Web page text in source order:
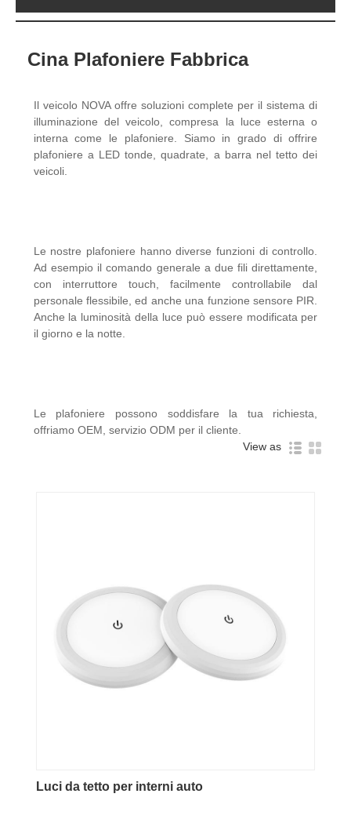
Cina Plafoniere Fabbrica
Il veicolo NOVA offre soluzioni complete per il sistema di
illuminazione del veicolo, compresa la luce esterna o
interna come le plafoniere. Siamo in grado di offrire
plafoniere a LED tonde, quadrate, a barra nel tetto dei
veicoli.
Le nostre plafoniere hanno diverse funzioni di controllo.
Ad esempio il comando generale a due fili direttamente,
con interruttore touch, facilmente controllabile dal
personale flessibile, ed anche una funzione sensore PIR.
Anche la luminosità della luce può essere modificata per
il giorno e la notte.
Le plafoniere possono soddisfare la tua richiesta,
offriamo OEM, servizio ODM per il cliente.
View as
Luci da tetto per interni auto